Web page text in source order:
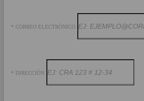
* CORREO ELECTRÓNICO
* DIRECCIÓN